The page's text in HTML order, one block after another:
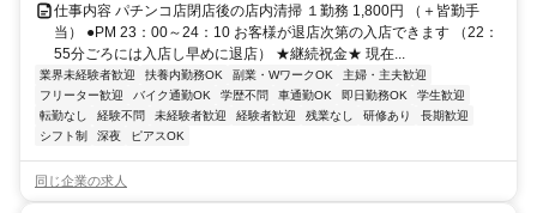
仕事内容 パチンコ店閉店後の店内清掃 １勤務 1,800円 （＋皆勤手
当） ●PM 23：00～24：10 お客様が退店次第の入店できます （22：
55分ごろには入店し早めに退店） ★継続祝金★ 現在...
業界未経験者歓迎 扶養内勤務OK 副業・WワークOK
主婦・主夫歓迎
フリーター歓迎
バイク通勤OK 学歴不問 車通勤OK 即日勤務OK
学生歓迎
転勤なし
経験不問 未経験者歓迎 経験者歓迎 残業なし 研修あり
長期歓迎
シフト制
深夜 ピアスOK
同じ企業の求人